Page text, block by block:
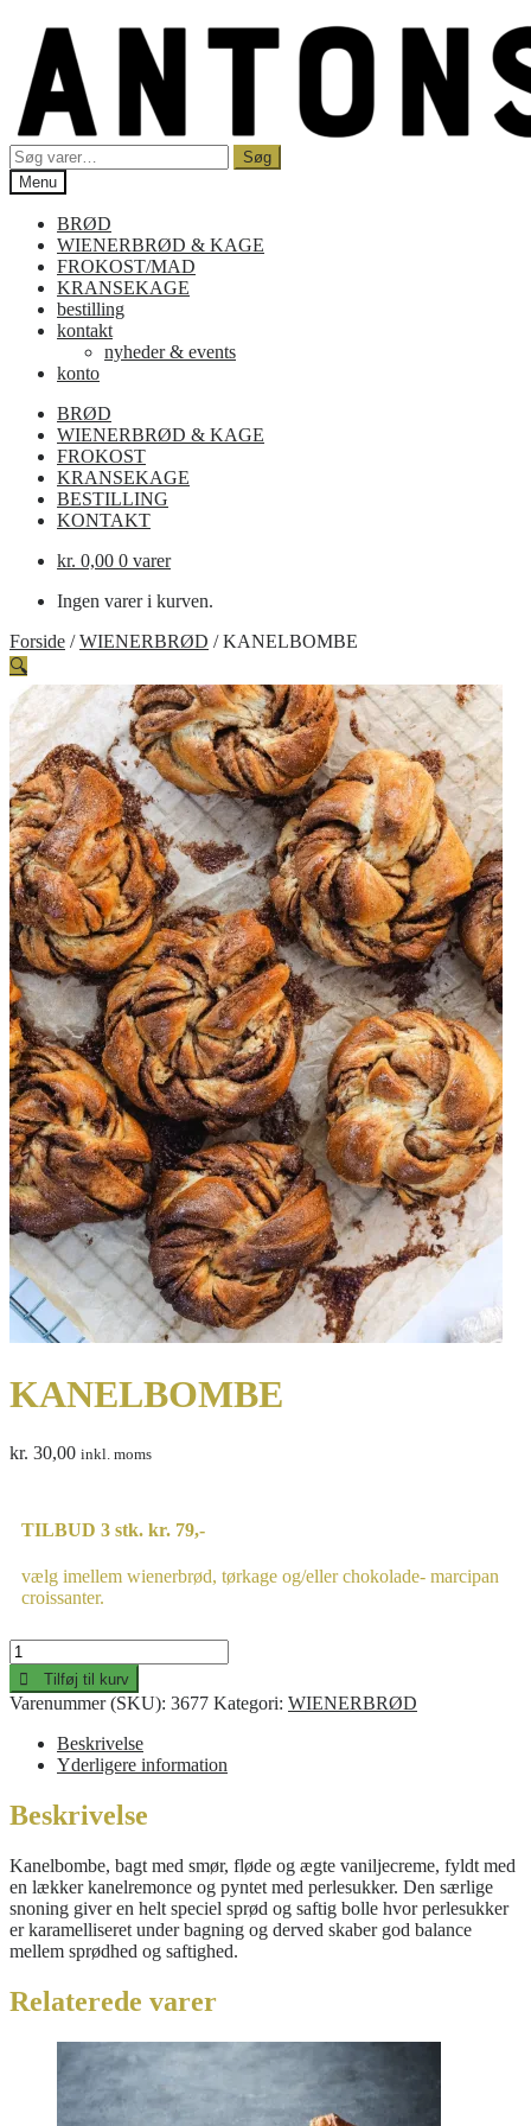
navigation
indhold
Søg
efter:
Søg
Menu
BRØD
WIENERBRØD & KAGE
FROKOST/MAD
KRANSEKAGE
bestilling
kontakt
nyheder & events
konto
BRØD
WIENERBRØD & KAGE
FROKOST
KRANSEKAGE
BESTILLING
KONTAKT
kr. 0,00 0 varer
Ingen varer i kurven.
Forside /WIENERBRØD /KANELBOMBE
🔍
KANELBOMBE
kr. 30,00 inkl. moms
TILBUD 3 stk. kr. 79,-
vælg imellem wienerbrød, tørkage og/eller chokolade- marcipan
croissanter.
KANELBOMBE
antalTilføj til kurv
Varenummer (SKU): 3677 Kategori: WIENERBRØD
Beskrivelse
Yderligere information
Beskrivelse
Kanelbombe, bagt med smør, fløde og ægte vaniljecreme, fyldt med
en lækker kanelremonce og pyntet med perlesukker. Den særlige
snoning giver en helt speciel sprød og saftig bolle hvor perlesukker
er karamelliseret under bagning og derved skaber god balance
mellem sprødhed og saftighed.
Relaterede varer